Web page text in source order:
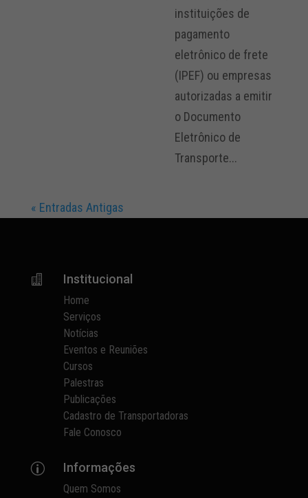
instituições de
pagamento
eletrônico de frete
(IPEF) ou empresas
autorizadas a emitir
o Documento
Eletrônico de
Transporte...
« Entradas Antigas
 Institucional
Home
Serviços
Notícias
Eventos e Reuniões
Cursos
Palestras
Publicações
Cadastro de Transportadoras
Fale Conosco
p Informações
Quem Somos